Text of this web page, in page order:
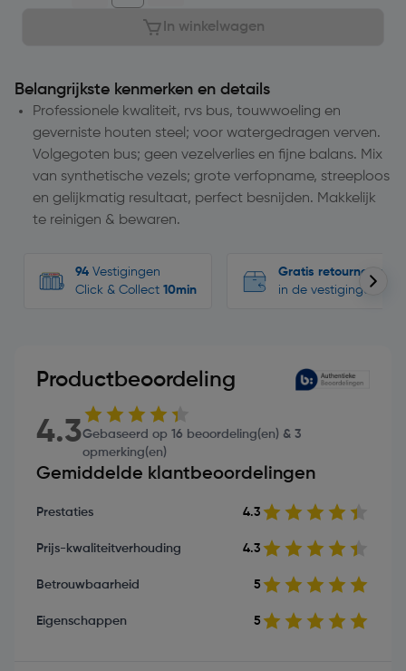
In winkelwagen
Belangrijkste kenmerken en details
Professionele kwaliteit, rvs bus, touwwoeling en
geverniste houten steel; voor watergedragen verven.
Volgegoten bus; geen vezelverlies en fijne balans. Mix
van synthetische vezels; grote verfopname, streeploos
en gelijkmatig resultaat, perfect besnijden. Makkelijk
te reinigen & bewaren.
94 Vestigingen
Click & Collect 10min
Gratis retourneren
in de vestigingen
Productbeoordeling
4.3Gebaseerd op 16 beoordeling(en) & 3
opmerking(en)
Gemiddelde klantbeoordelingen
Prestaties 4.3
Prijs-kwaliteitverhouding 4.3
Betrouwbaarheid 5
Eigenschappen 5